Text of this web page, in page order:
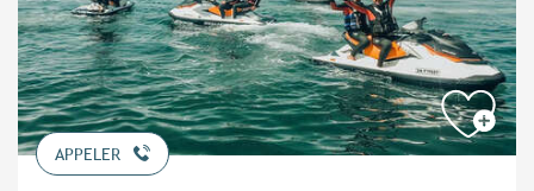
APPELER